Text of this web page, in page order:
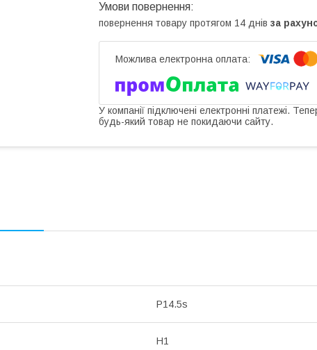
повернення товару протягом 14 днів за
У компанії підключені електронні платежі.
будь-який товар не покидаючи сайту.
P14.5s
H1